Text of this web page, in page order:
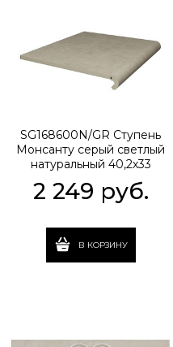
SG168600N/GR Ступень
Монсанту серый светлый
натуральный 40,2х33
2 249 руб.
В КОРЗИНУ